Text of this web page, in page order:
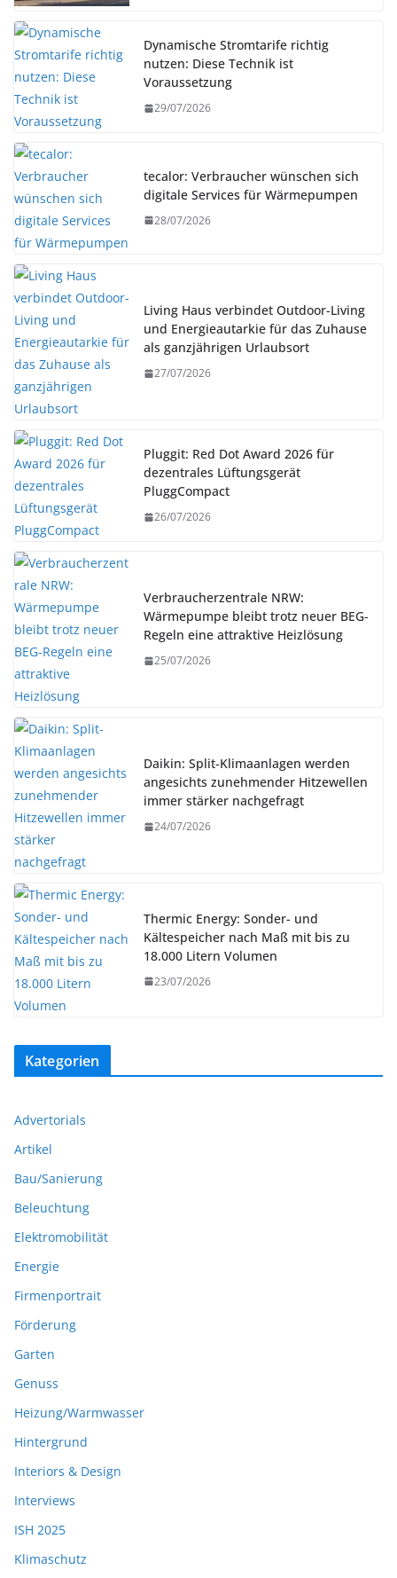
Dynamische Stromtarife richtig
nutzen: Diese Technik ist
Voraussetzung
29/07/2026
tecalor: Verbraucher wünschen sich
digitale Services für Wärmepumpen
28/07/2026
Living Haus verbindet Outdoor-Living
und Energieautarkie für das Zuhause
als ganzjährigen Urlaubsort
27/07/2026
Pluggit: Red Dot Award 2026 für
dezentrales Lüftungsgerät
PluggCompact
26/07/2026
Verbraucherzentrale NRW:
Wärmepumpe bleibt trotz neuer BEG-
Regeln eine attraktive Heizlösung
25/07/2026
Daikin: Split-Klimaanlagen werden
angesichts zunehmender Hitzewellen
immer stärker nachgefragt
24/07/2026
Thermic Energy: Sonder- und
Kältespeicher nach Maß mit bis zu
18.000 Litern Volumen
23/07/2026
Kategorien
Advertorials
Artikel
Bau/Sanierung
Beleuchtung
Elektromobilität
Energie
Firmenportrait
Förderung
Garten
Genuss
Heizung/Warmwasser
Hintergrund
Interiors & Design
Interviews
ISH 2025
Klimaschutz